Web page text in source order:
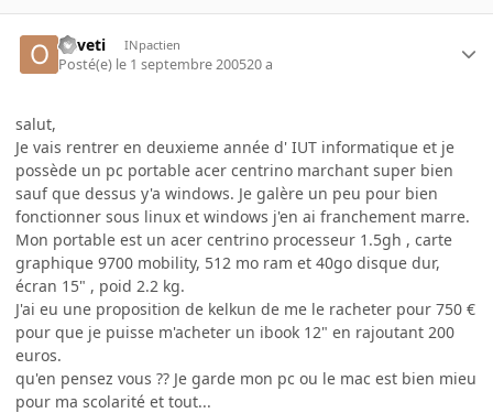
oliveti INpactien
Posté(e) le 1 septembre 200520 a
salut,
Je vais rentrer en deuxieme année d' IUT informatique et je
possède un pc portable acer centrino marchant super bien
sauf que dessus y'a windows. Je galère un peu pour bien
fonctionner sous linux et windows j'en ai franchement marre.
Mon portable est un acer centrino processeur 1.5gh , carte
graphique 9700 mobility, 512 mo ram et 40go disque dur,
écran 15" , poid 2.2 kg.
J'ai eu une proposition de kelkun de me le racheter pour 750 €
pour que je puisse m'acheter un ibook 12" en rajoutant 200
euros.
qu'en pensez vous ?? Je garde mon pc ou le mac est bien mieu
pour ma scolarité et tout...